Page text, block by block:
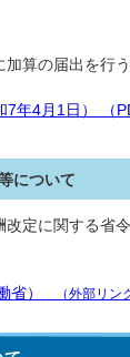
算の届出を行
年4月1日） （
について
定に関する省
省） （外部リン